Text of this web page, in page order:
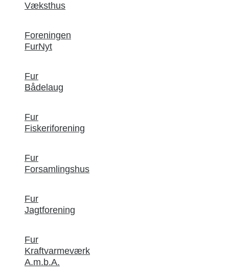
Væksthus
Foreningen
FurNyt
Fur
Bådelaug
Fur
Fiskeriforening
Fur
Forsamlingshus
Fur
Jagtforening
Fur
Kraftvarmeværk
A.m.b.A.